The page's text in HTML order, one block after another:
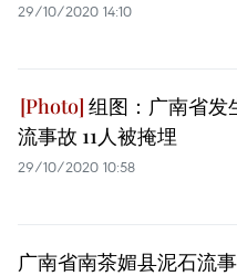
29/10/2020 14:10
组图：广南省发
流事故 11人被掩埋
29/10/2020 10:58
广南省南茶媚县泥石流